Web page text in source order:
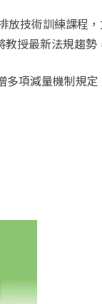
放技術訓練課程
授最新法規趨勢
項減量機制規